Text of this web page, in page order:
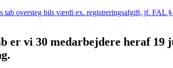
oversteg bils værdi ex. registreringsafgift, jf. FAL
er vi 30 medarbejdere heraf